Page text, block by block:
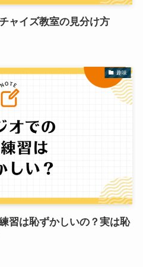
ャイズ教室の見分け方
趣味
習は恥ずかしいの？実は恥